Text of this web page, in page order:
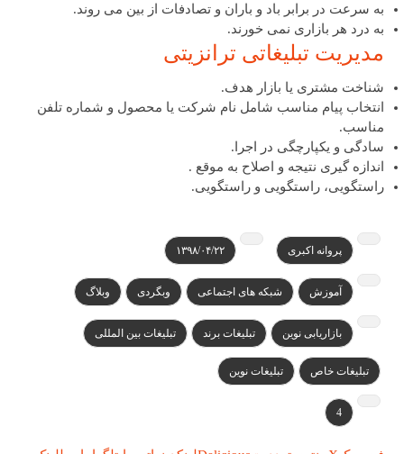
به سرعت در برابر باد و باران و تصادفات از بین می روند.
به درد هر بازاری نمی خورند.
مدیریت تبلیغاتی ترانزیتی
شناخت مشتری یا بازار هدف.
انتخاب پیام مناسب شامل نام شرکت یا محصول و شماره تلفن
مناسب.
سادگی و یکپارچگی در اجرا.
اندازه گیری نتیجه و اصلاح به موقع .
راستگویی، راستگویی و راستگویی.​
پروانه اکبری ۱۳۹۸/۰۴/۲۲
آموزش شبکه های اجتماعی وبگردی وبلاگ
بازاریابی نوین تبلیغات برند تبلیغات بین المللی
تبلیغات خاص تبلیغات نوین
4